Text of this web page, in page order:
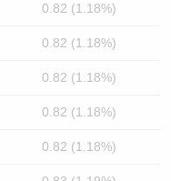
0.82 (1.18%)
0.82 (1.18%)
0.82 (1.18%)
0.82 (1.18%)
0.82 (1.18%)